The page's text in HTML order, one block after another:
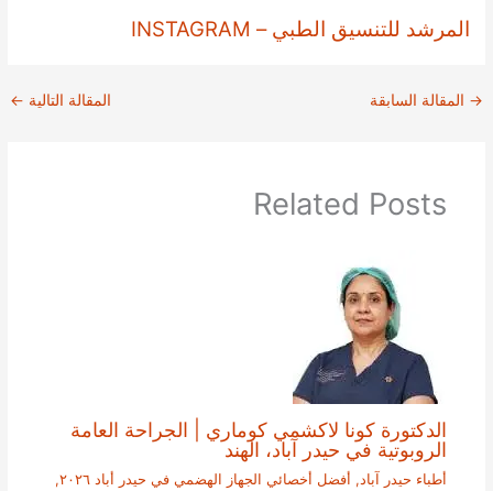
المرشد للتنسيق الطبي – INSTAGRAM
→ المقالة السابقة المقالة التالية ←
Related Posts
الدكتورة كونا لاكشمي كوماري | الجراحة العامة
الروبوتية في حيدر آباد، الهند
أطباء حيدر آباد , أفضل أخصائي الجهاز الهضمي في حيدر أباد ٢٠٢٦
,